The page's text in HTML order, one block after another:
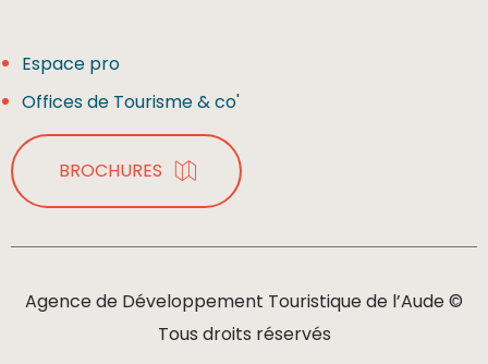
Espace pro
Offices de Tourisme & co'
BROCHURES
Agence de Développement Touristique de l’Aude ©
Tous droits réservés